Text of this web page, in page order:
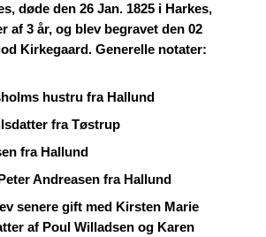
døde den 26 Jan. 1825 i Harkes,
af 3 år, og blev begravet den 02
Kirkegaard. Generelle notater:
hustru fra Hallund
fra Tøstrup
fra Hallund
Andreasen fra Hallund
senere gift med Kirsten Marie
af Poul Willadsen og Karen